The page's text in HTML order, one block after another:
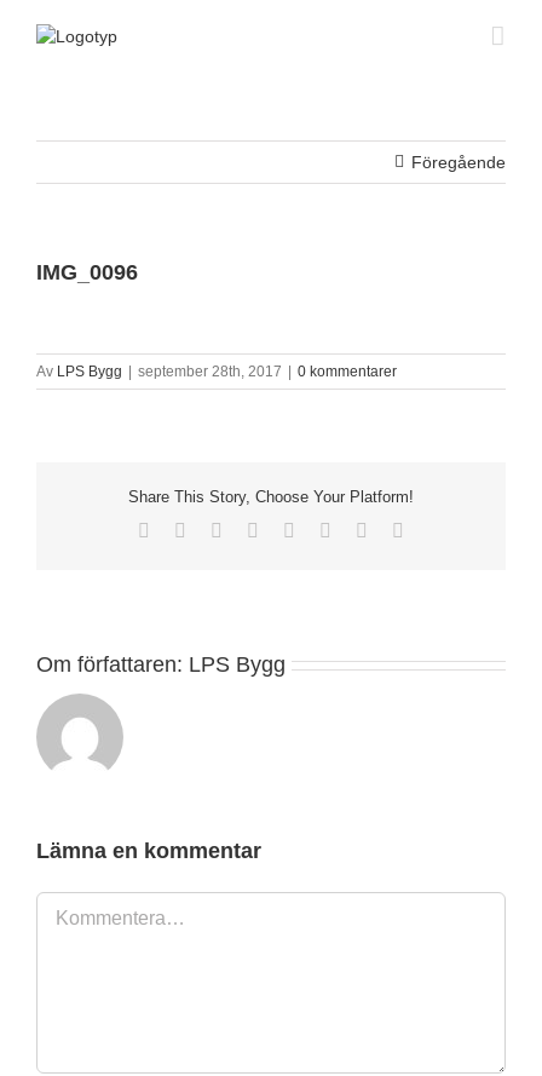
Föregående
IMG_0096
Av LPS Bygg september 28th, 2017 0 kommentarer
Share This Story, Choose Your Platform!
Facebook Reddit LinkedIn
TumblrPinterest
Om författaren: LPS Bygg
Lämna en kommentar
Kommentar